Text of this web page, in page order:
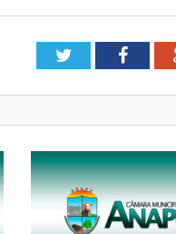
Twitter